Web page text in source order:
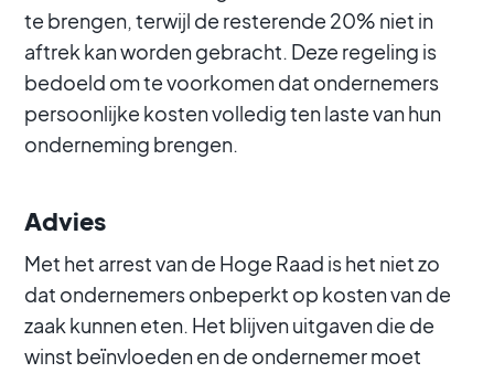
te brengen, terwijl de resterende 20% niet in
aftrek kan worden gebracht. Deze regeling is
bedoeld om te voorkomen dat ondernemers
persoonlijke kosten volledig ten laste van hun
onderneming brengen.
Advies
Met het arrest van de Hoge Raad is het niet zo
dat ondernemers onbeperkt op kosten van de
zaak kunnen eten. Het blijven uitgaven die de
winst beïnvloeden en de ondernemer moet